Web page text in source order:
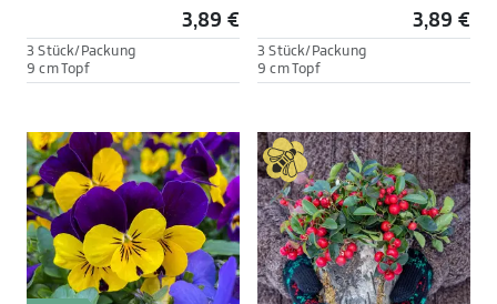
3,89 €
3 Stück/Packung
9 cm Topf
3,89 €
3 Stück/Packung
9 cm Topf